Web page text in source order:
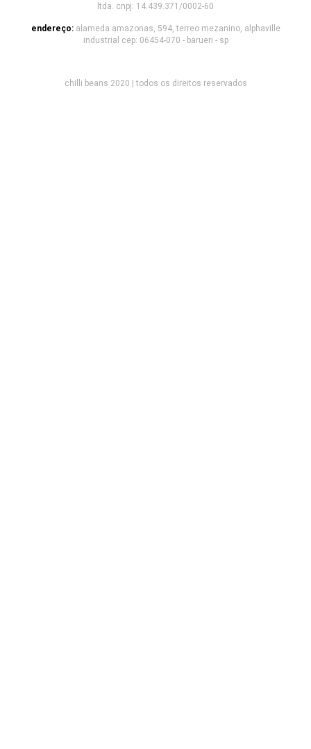
ltda. cnpj: 14.439.371/0002-60
endereço: alameda amazonas, 594, terreo mezanino, alphaville
industrial cep: 06454-070 - barueri - sp
chilli beans 2020 | todos os direitos reservados